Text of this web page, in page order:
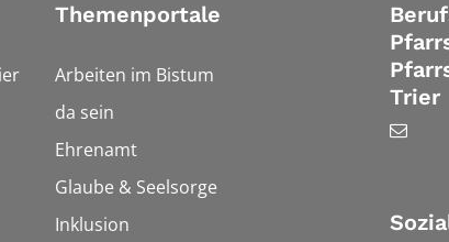
Themenportale
Arbeiten im Bistum
da sein
Ehrenamt
Glaube & Seelsorge
Inklusion
Trier